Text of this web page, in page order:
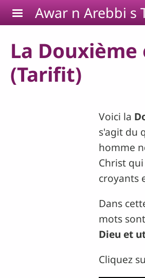
Aller au contenu principal
Awar n Arebbi s
La
(Tarifit)
Voici la
s'agit du
homme
Christ
croyants
Dans
mots
Dieu et
Cliquez